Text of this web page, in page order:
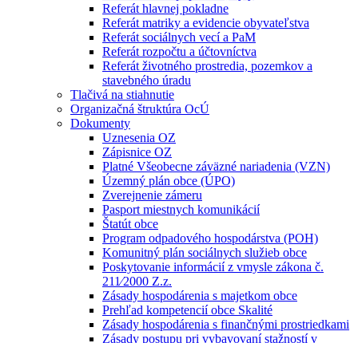
Referát hlavnej pokladne
Referát matriky a evidencie obyvateľstva
Referát sociálnych vecí a PaM
Referát rozpočtu a účtovníctva
Referát životného prostredia, pozemkov a
stavebného úradu
Tlačivá na stiahnutie
Organizačná štruktúra OcÚ
Dokumenty
Uznesenia OZ
Zápisnice OZ
Platné Všeobecne záväzné nariadenia (VZN)
Územný plán obce (ÚPO)
Zverejnenie zámeru
Pasport miestnych komunikácií
Štatút obce
Program odpadového hospodárstva (POH)
Komunitný plán sociálnych služieb obce
Poskytovanie informácií z vmysle zákona č.
211⁄2000 Z.z.
Zásady hospodárenia s majetkom obce
Prehľad kompetencií obce Skalité
Zásady hospodárenia s finančnými prostriedkami
Zásady postupu pri vybavovaní stažností v